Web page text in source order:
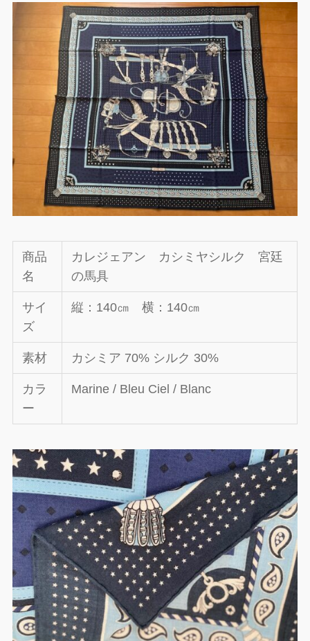
商品
名
カレジェアン カシミヤシルク 宮廷
の馬具
サイ
ズ
縦：140㎝ 横：140㎝
素材 カシミア 70% シルク 30%
カラ
ー
Marine / Bleu Ciel / Blanc